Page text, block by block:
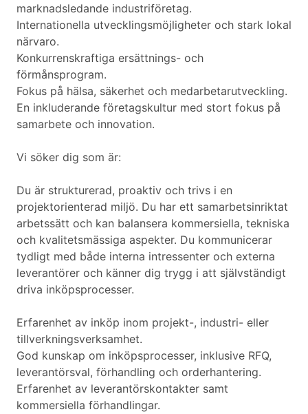
marknadsledande industriföretag.
Internationella utvecklingsmöjligheter och stark lokal
närvaro.
Konkurrenskraftiga ersättnings- och
förmånsprogram.
Fokus på hälsa, säkerhet och medarbetarutveckling.
En inkluderande företagskultur med stort fokus på
samarbete och innovation.
Vi söker dig som är:
Du är strukturerad, proaktiv och trivs i en
projektorienterad miljö. Du har ett samarbetsinriktat
arbetssätt och kan balansera kommersiella, tekniska
och kvalitetsmässiga aspekter. Du kommunicerar
tydligt med både interna intressenter och externa
leverantörer och känner dig trygg i att självständigt
driva inköpsprocesser.
Erfarenhet av inköp inom projekt-, industri- eller
tillverkningsverksamhet.
God kunskap om inköpsprocesser, inklusive RFQ,
leverantörsval, förhandling och orderhantering.
Erfarenhet av leverantörskontakter samt
kommersiella förhandlingar.